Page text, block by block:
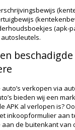
(apk-
autosleutels.
auto’s verkopen via
bieden wij een
APK al verlopen is?
inkoopformulier aan
aan de buitenkant van